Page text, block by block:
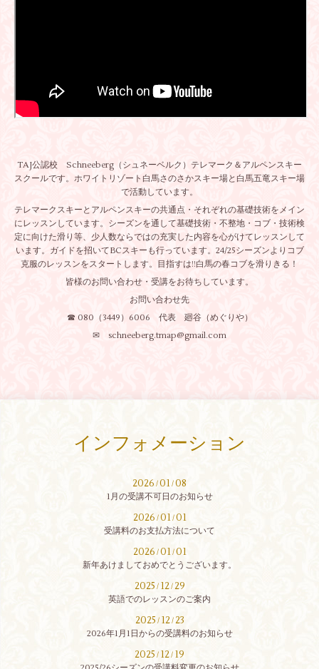
TAJ公認校 Schneeberg（シュネーベルク）テレマーク＆アルペンスキー
スクールです。ホワイトリゾート白馬さのさかスキー場と白馬五竜スキー場
で活動しています。
テレマークスキーとアルペンスキーの共通点・それぞれの基礎技術をメイン
にレッスンしています。シーズンを通して基礎技術・不整地・コブ・技術検
定に向けた滑り等、少人数ならではの充実した内容を心がけてレッスンして
います。ガイドを招いてBCスキーも行っています。24/25シーズンよりコブ
克服のレッスンをスタートします。目指すは!!白馬の春コブを滑りきる！
皆様のお問い合わせ・受講をお待ちしています。
お問い合わせ先
☎ 080（3449）6006 代表 廻谷（めぐりや）
✉ schneeberg.tmap@gmail.com
インフォメーション
2026 /01/08
1月の受講不可日のお知らせ
2026 /01 /01
受講料のお支払方法について
2026 /01 /01
新年あけましておめでとうございます。
2025 / 12/29
英語でのレッスンのご案内
2025 / 12/23
2026年1月1日からの受講料のお知らせ
2025 / 12/ 19